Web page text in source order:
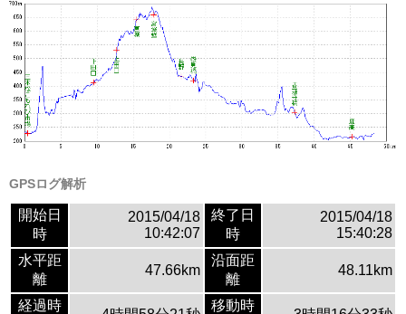
GPSログ解析
開始日
時
2015/04/18
10:42:07
終了日
時
2015/04/18
15:40:28
水平距
離
47.66km
沿面距
離
48.11km
経過時
移動時